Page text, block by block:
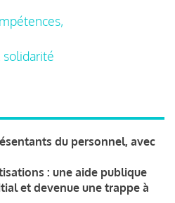
solidarité
du personnel, avec
: une aide publique
et devenue une trappe à